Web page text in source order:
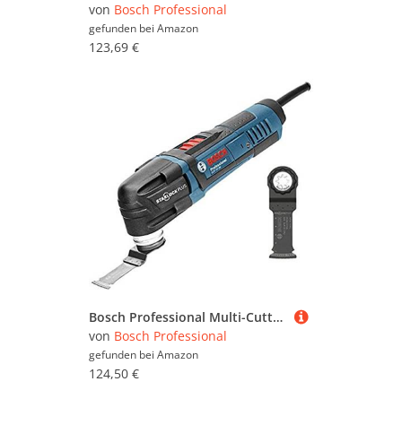
von Bosch Professional
gefunden bei Amazon
123,69 €
Bosch Professional Multi-Cutter GOP 30-28 (Starlock-Werkzeugaufnahme, 300 Watt, inkl. 1x StarlockPlus BIM Tauchsägeblatt)
von Bosch Professional
gefunden bei Amazon
124,50 €